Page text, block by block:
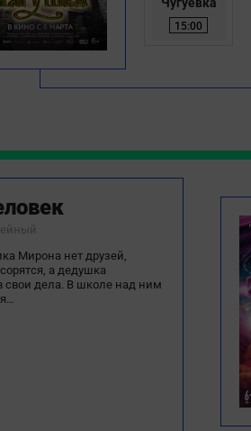
Чугуевка
15:00
Мирона нет друзей,
а дедушка
свои дела. В школе над ним